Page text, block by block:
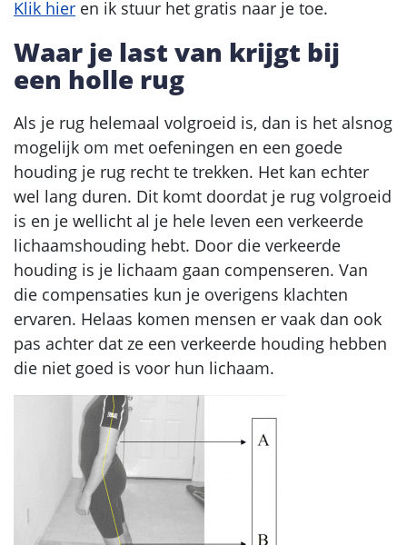
Klik hier en ik stuur het gratis naar je toe.
Waar je last van krijgt bij
een holle rug
Als je rug helemaal volgroeid is, dan is het alsnog
mogelijk om met oefeningen en een goede
houding je rug recht te trekken. Het kan echter
wel lang duren. Dit komt doordat je rug volgroeid
is en je wellicht al je hele leven een verkeerde
lichaamshouding hebt. Door die verkeerde
houding is je lichaam gaan compenseren. Van
die compensaties kun je overigens klachten
ervaren. Helaas komen mensen er vaak dan ook
pas achter dat ze een verkeerde houding hebben
die niet goed is voor hun lichaam.